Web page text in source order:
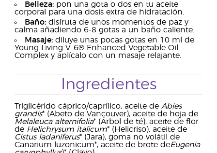
Belleza: pon una gota o dos en tu aceite
corporal para una dosis extra de hidratación.
Baño: disfruta de unos momentos de paz y
calma añadiendo 6-8 gotas a un baño caliente.
Masaje: diluye unas pocas gotas en 10 ml de
Young Living V-6® Enhanced Vegetable Oil
Complex y aplícalo con un masaje relajante.
Ingredientes
Triglicérido cáprico/caprílico, aceite de Abies
grandis* (Abeto de Vancouver), aceite de hoja de
Melaleuca alternifolia* (Árbol de té), aceite de flor
de Helichrysum italicum* (Helicriso), aceite de
Cistus ladaniferus* (Jara), goma no volátil de
Canarium luzonicum*, aceite de brote deEugenia